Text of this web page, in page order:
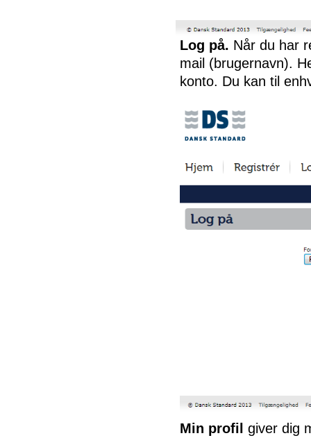
Log på. Når du har
mail (brugernavn).
konto. Du kan til
Min profil giver dig